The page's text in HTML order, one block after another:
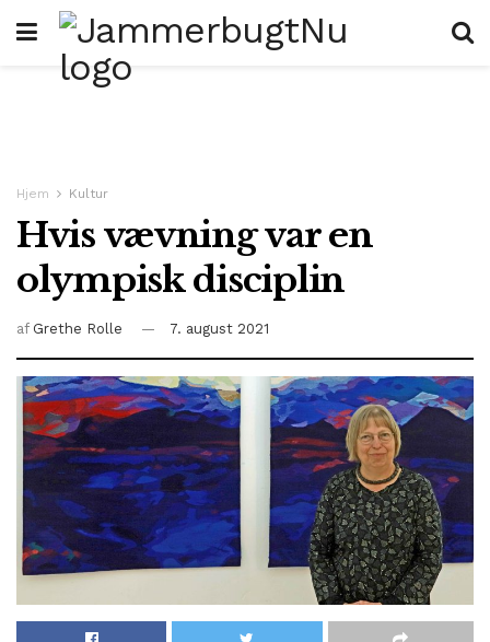
Hjem Kultur
Hvis vævning var en
olympisk disciplin
af Grethe Rolle 7. august 2021